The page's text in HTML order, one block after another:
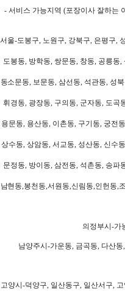
- 서비스 가능지역 (포장이사 잘하는
서울-도봉구, 노원구, 강북구, 은평구,
도봉동, 방학동, 쌍문동, 창동, 공릉동
동소문동, 보문동, 삼선동, 석관동, 성
휘경동, 광장동, 구의동, 군자동, 도곡
용문동, 용산동, 이촌동, 구기동, 궁전
상수동, 상암동, 서교동, 성산동, 신수
문정동, 방이동, 삼전동, 석촌동, 송파
남현동,봉천동,서원동,신림동,인헌동,
의정부시-가
남양주시-가운동, 금곡동, 다산
고양시-덕양구, 일산동구, 일산서구,